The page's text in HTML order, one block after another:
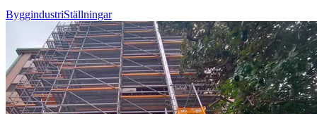
ByggindustriStällningar